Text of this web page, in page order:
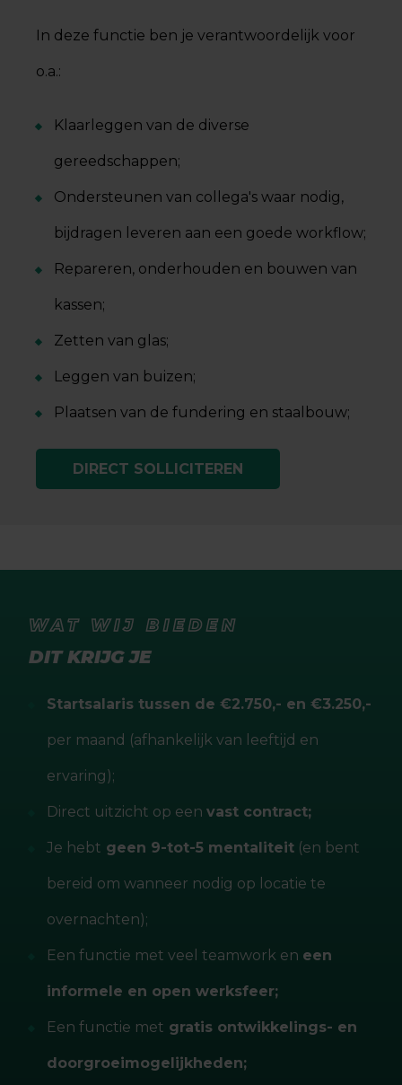
In deze functie ben je verantwoordelijk voor
o.a.:
Klaarleggen van de diverse
gereedschappen;
Ondersteunen van collega's waar nodig,
bijdragen leveren aan een goede workflow;
Repareren, onderhouden en bouwen van
kassen;
Zetten van glas;
Leggen van buizen;
Plaatsen van de fundering en staalbouw;
DIRECT SOLLICITEREN
WAT WIJ BIEDEN
DIT KRIJG JE
Startsalaris tussen de €2.750,- en €3.250,-
per maand (afhankelijk van leeftijd en
ervaring);
Direct uitzicht op een vast contract;
Je hebt geen 9-tot-5 mentaliteit (en bent
bereid om wanneer nodig op locatie te
overnachten);
Een functie met veel teamwork en een
informele en open werksfeer;
Een functie met gratis ontwikkelings- en
doorgroeimogelijkheden;